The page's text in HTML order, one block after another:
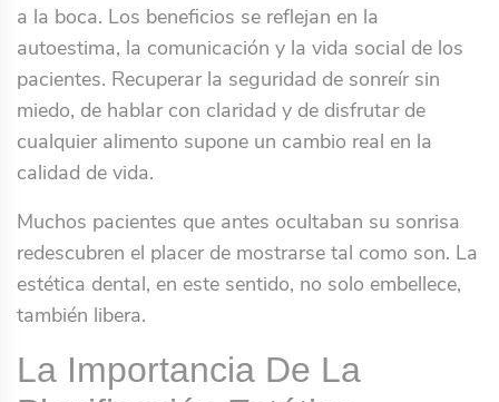
a la boca. Los beneficios se reflejan en la
autoestima, la comunicación y la vida social de los
pacientes. Recuperar la seguridad de sonreír sin
miedo, de hablar con claridad y de disfrutar de
cualquier alimento supone un cambio real en la
calidad de vida.
Muchos pacientes que antes ocultaban su sonrisa
redescubren el placer de mostrarse tal como son. La
estética dental, en este sentido, no solo embellece,
también libera.
La Importancia De La